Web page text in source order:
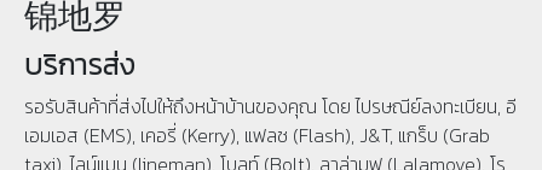
锦地罗
บริการส่ง
รอรับสินค้าที่ส่งไปให้ถึงหน้าบ้านของคุณ โดย ไปรษณีย์ลงทะเบียน, อี
เอมเอส (EMS), เคอรี่ (Kerry), แฟลช (Flash), J&T, แกร็บ (Grab
taxi), ไลน์แมน (lineman), โบลท์ (Bolt), ลาล่ามูฟ (Lalamove), โร